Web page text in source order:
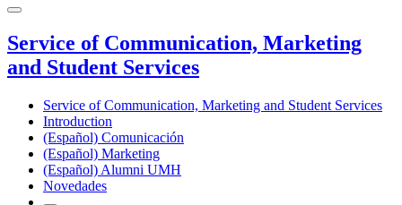
Service of Communication, Marketing
and Student Services
Service of Communication, Marketing and Student Services
Introduction
(Español) Comunicación
(Español) Marketing
(Español) Alumni UMH
Novedades